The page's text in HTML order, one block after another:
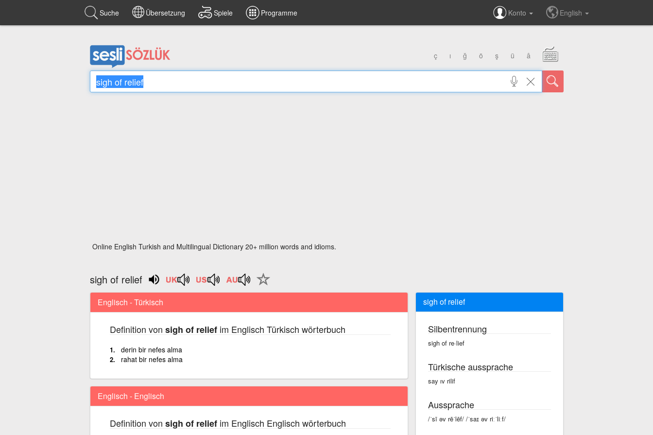
Suche Übersetzung Spiele Programme Konto English
ç ı ğ ö ş ü â
Online English Turkish and Multilingual Dictionary 20+ million words and idioms.
sigh of relief
Englisch - Türkisch
Definition von sigh of reliefim Englisch Türkisch wörterbuch
derin bir nefes alma
rahat bir nefes alma
Englisch - Englisch
Definition von sigh of reliefim Englisch Englisch wörterbuch
sigh of relief
Silbentrennung
sigh of re·lief
Türkische aussprache
say ıv rilif
Aussprache
/ˈsī əv rēˈlēf/ /ˈsaɪ əv riːˈliːf/